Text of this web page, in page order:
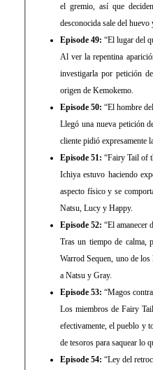
el gremio, así que
desconocida sale del
Episode 49: “El lugar del
Al ver la repentina
investigarla por petición
origen de Kemokemo.
Episode 50: “El hombre
Llegó una nueva petición
cliente pidió expresamente
Episode 51: “Fairy Tail of
Ichiya estuvo haciendo
aspecto físico y se
Natsu, Lucy y Happy.
Episode 52: “El amanecer
Tras un tiempo de calma,
Warrod Sequen, uno de
a Natsu y Gray.
Episode 53: “Magos
Los miembros de Fairy
efectivamente, el pueblo y
de tesoros para saquear lo
Episode 54: “Ley del